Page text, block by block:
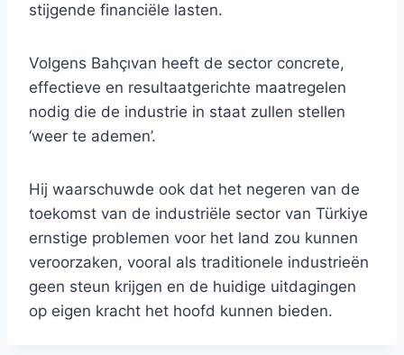
stijgende financiële lasten.
Volgens Bahçıvan heeft de sector concrete,
effectieve en resultaatgerichte maatregelen
nodig die de industrie in staat zullen stellen
‘weer te ademen’.
Hij waarschuwde ook dat het negeren van de
toekomst van de industriële sector van Türkiye
ernstige problemen voor het land zou kunnen
veroorzaken, vooral als traditionele industrieën
geen steun krijgen en de huidige uitdagingen
op eigen kracht het hoofd kunnen bieden.